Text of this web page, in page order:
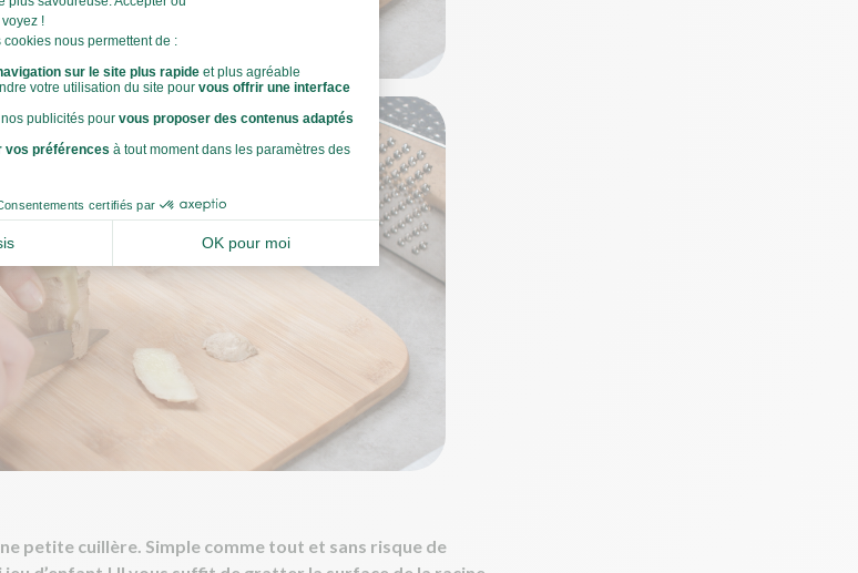
petite cuillère. Simple comme tout et sans risque de